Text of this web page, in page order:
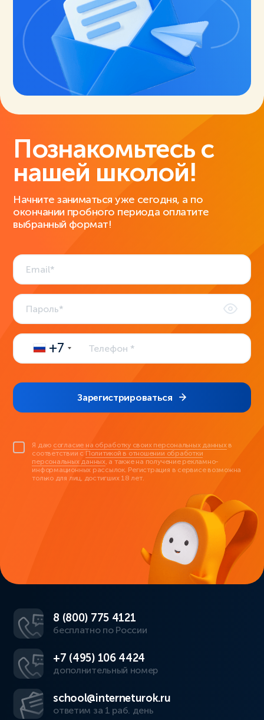
Познакомьтесь с
нашей школой!
Начните заниматься уже сегодня, а по
окончании пробного периода оплатите
выбранный формат!
+7
Зарегистрироваться
Я даю согласие на обработку своих персональных данныхв
соответствии с Политикой в отношении обработки
персональных данных, а также на получение рекламно-
информационных рассылок. Регистрация в сервисе возможна
только для лиц, достигших 18 лет.
8 (800) 775 4121
бесплатно по России
+7 (495) 106 4424
дополнительный номер
school@interneturok.ru
ответим за 1 раб. день